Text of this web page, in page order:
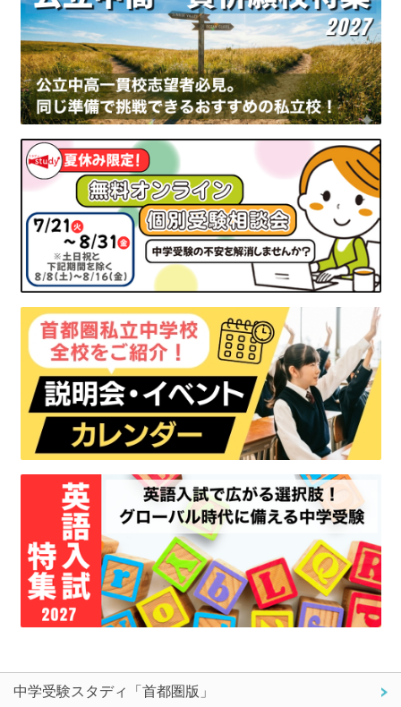
中学受験スタディ「首都圏版」